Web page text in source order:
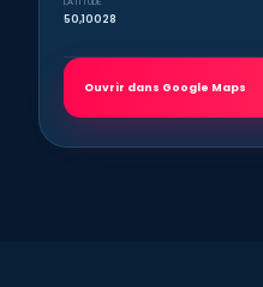
50,10028
Ouvrir dans Google Maps